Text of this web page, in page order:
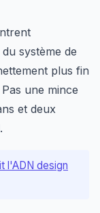
système de
plus fin
une mince
et deux
l'ADN design